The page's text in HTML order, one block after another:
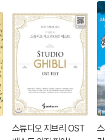
스튜디오 지브리 OST